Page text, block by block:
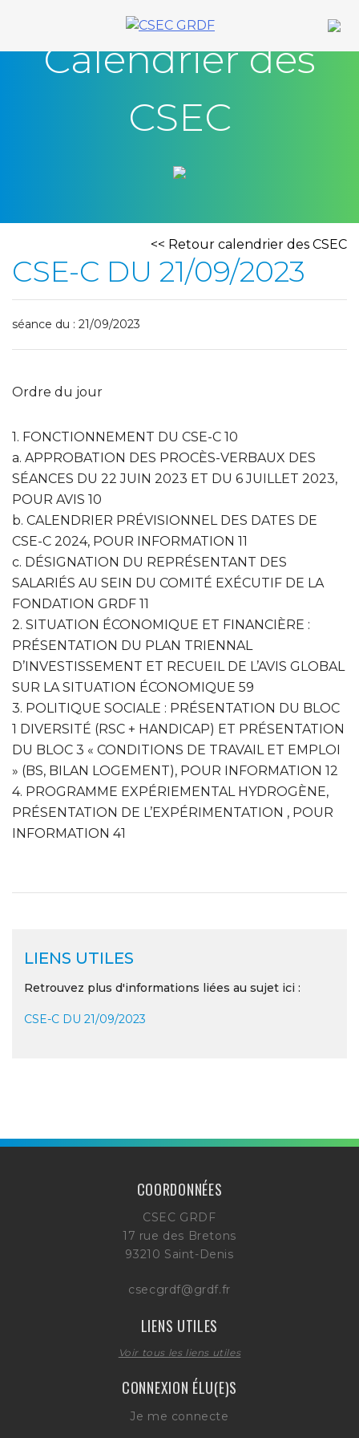
Calendrier des
CSEC
CSE-C DU 21/09/2023
<< Retour calendrier des CSEC
séance du : 21/09/2023
Ordre du jour
1. FONCTIONNEMENT DU CSE-C 10
a. APPROBATION DES PROCÈS-VERBAUX DES
SÉANCES DU 22 JUIN 2023 ET DU 6 JUILLET 2023,
POUR AVIS 10
b. CALENDRIER PRÉVISIONNEL DES DATES DE
CSE-C 2024, POUR INFORMATION 11
c. DÉSIGNATION DU REPRÉSENTANT DES
SALARIÉS AU SEIN DU COMITÉ EXÉCUTIF DE LA
FONDATION GRDF 11
2. SITUATION ÉCONOMIQUE ET FINANCIÈRE :
PRÉSENTATION DU PLAN TRIENNAL
D’INVESTISSEMENT ET RECUEIL DE L’AVIS GLOBAL
SUR LA SITUATION ÉCONOMIQUE 59
3. POLITIQUE SOCIALE : PRÉSENTATION DU BLOC
1 DIVERSITÉ (RSC + HANDICAP) ET PRÉSENTATION
DU BLOC 3 « CONDITIONS DE TRAVAIL ET EMPLOI
» (BS, BILAN LOGEMENT), POUR INFORMATION 12
4. PROGRAMME EXPÉRIEMENTAL HYDROGÈNE,
PRÉSENTATION DE L’EXPÉRIMENTATION , POUR
INFORMATION 41
LIENS UTILES
Retrouvez plus d'informations liées au sujet ici :
CSE-C DU 21/09/2023
COORDONNÉES
CSEC GRDF
17 rue des Bretons
93210 Saint-Denis
csecgrdf@grdf.fr
LIENS UTILES
Voir tous les liens utiles
CONNEXION ÉLU(E)S
Je me connecte